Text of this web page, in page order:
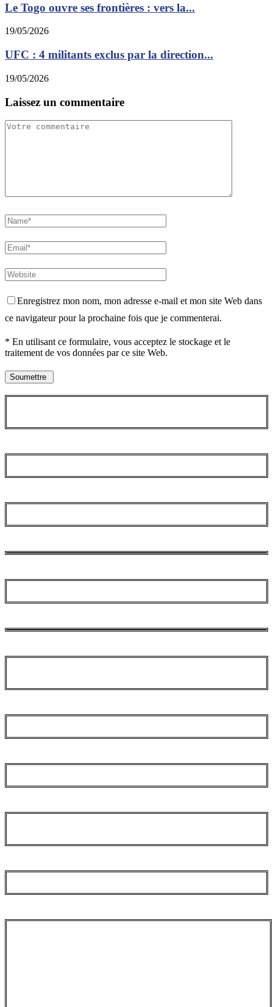
Le Togo ouvre ses frontières : vers la...
19/05/2026
UFC : 4 militants exclus par la direction...
19/05/2026
Laissez un commentaire
Enregistrez mon nom, mon adresse e-mail et mon site Web dans
ce navigateur pour la prochaine fois que je commenterai.
* En utilisant ce formulaire, vous acceptez le stockage et le
traitement de vos données par ce site Web.